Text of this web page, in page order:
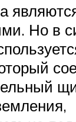
Но в